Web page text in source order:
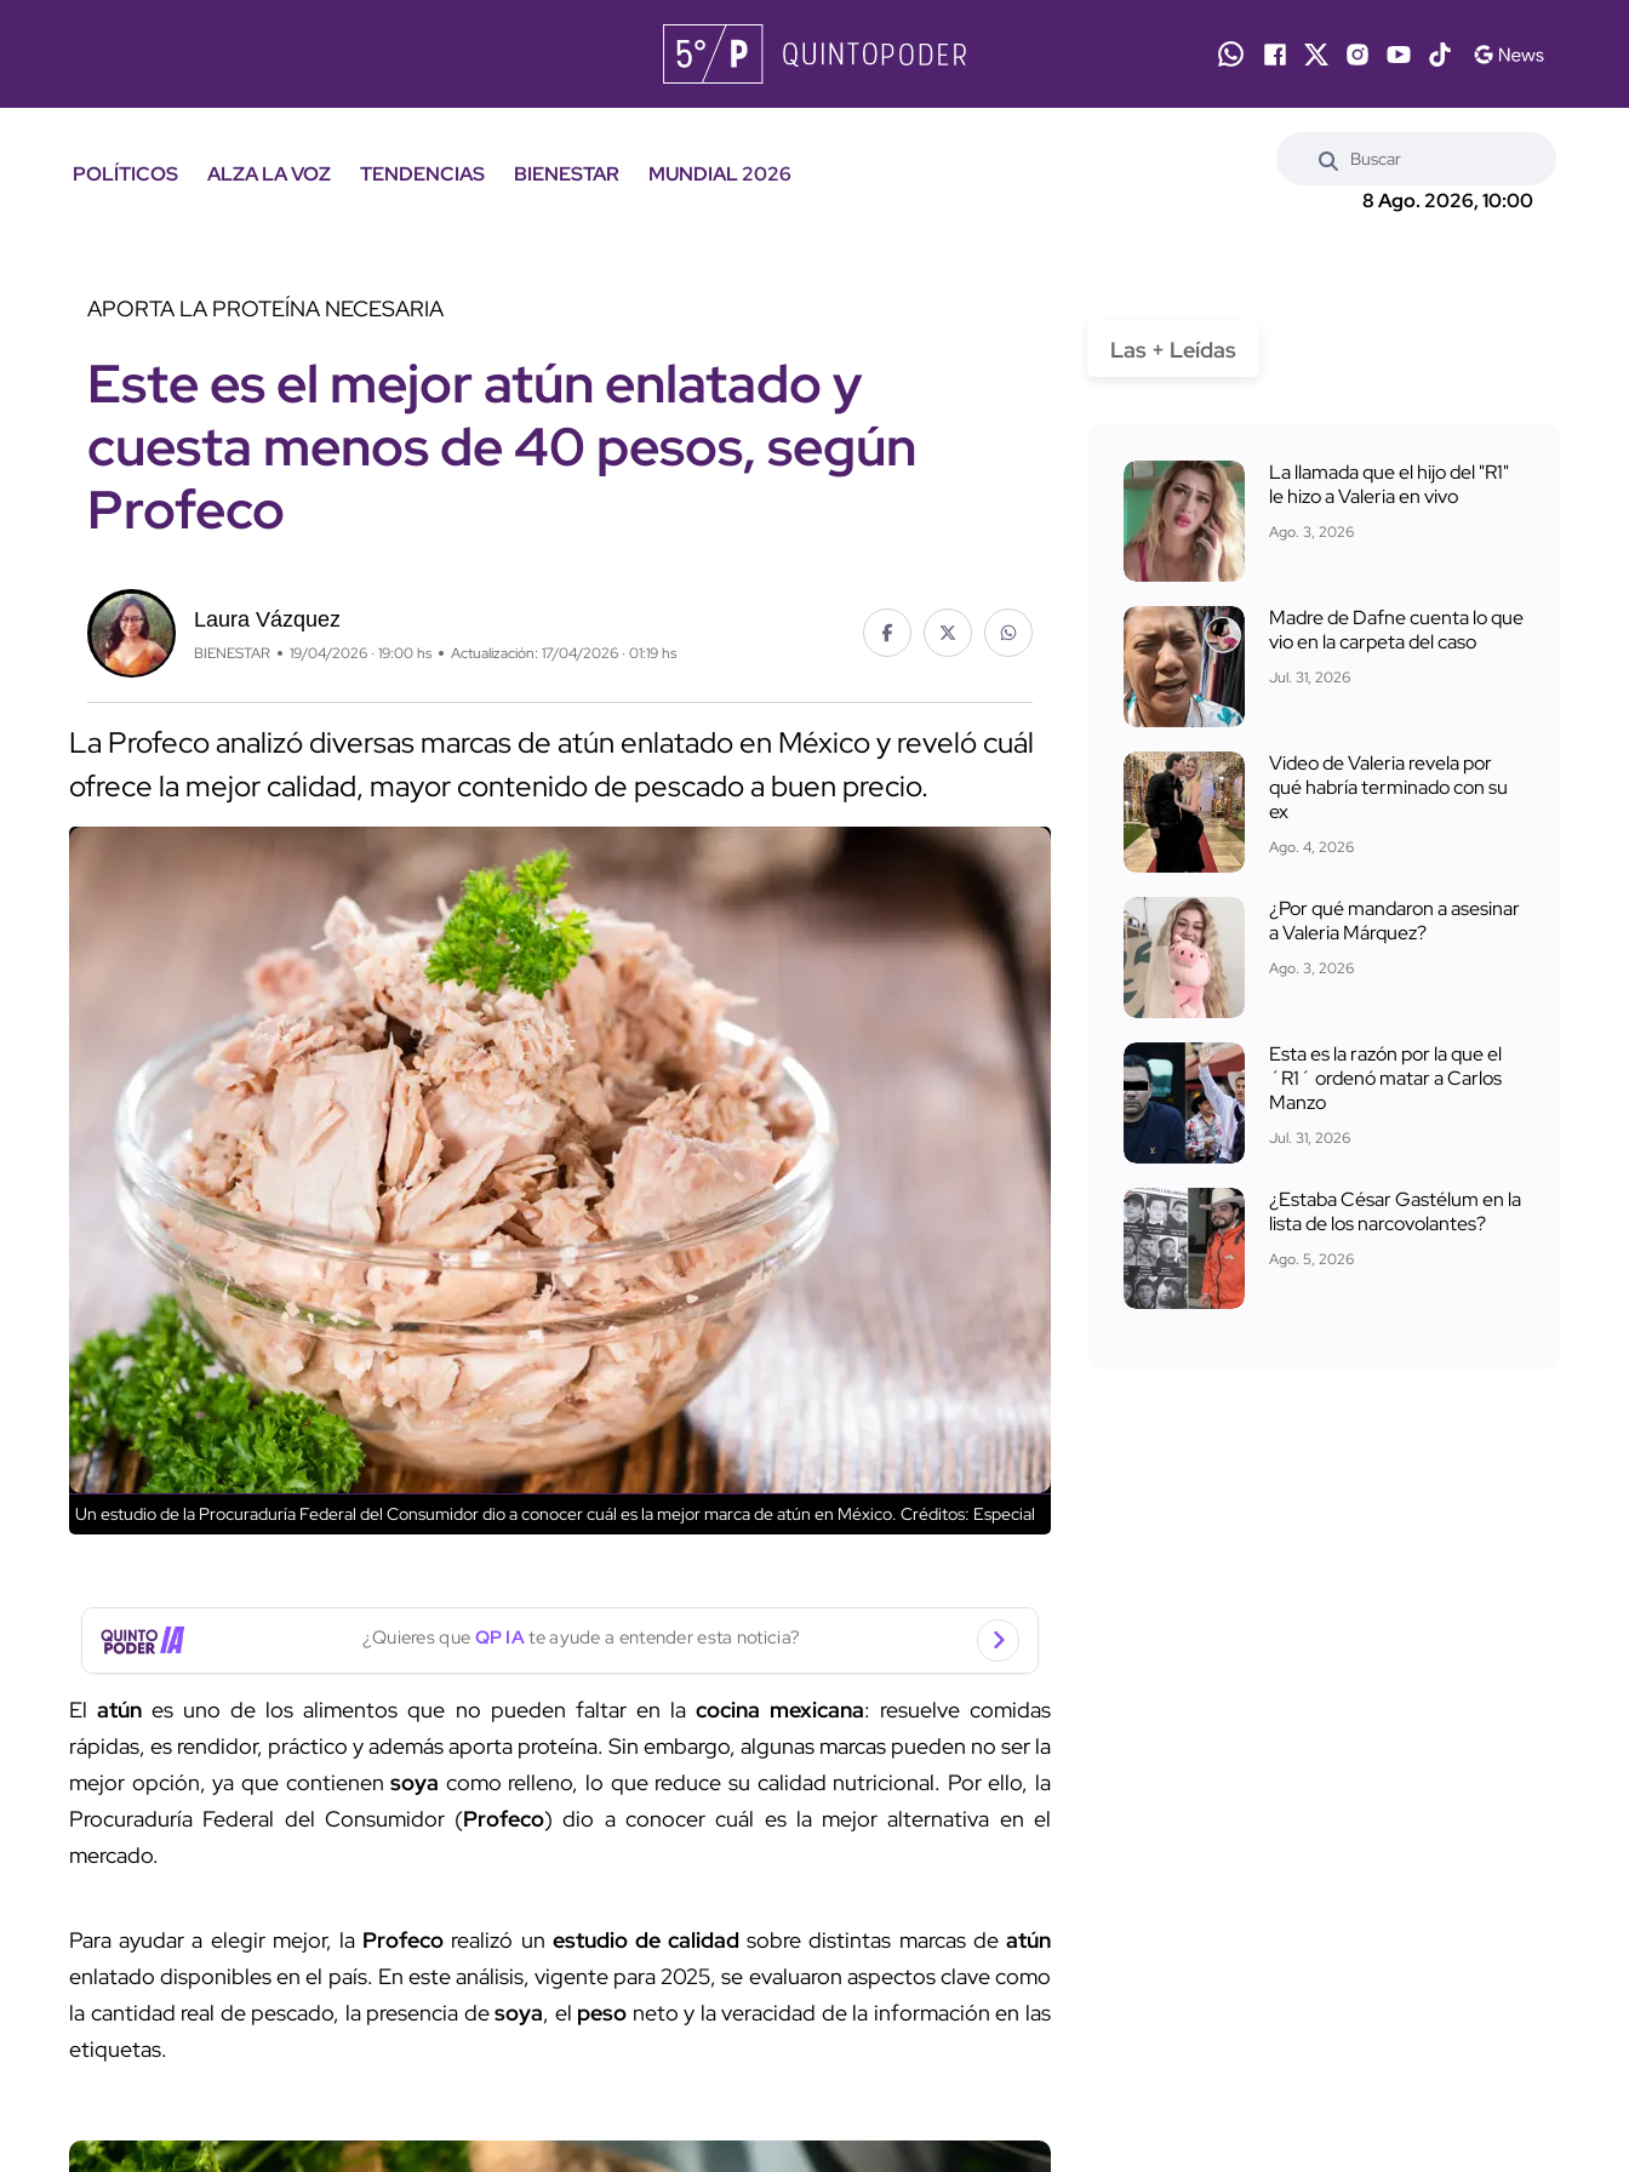
POLÍTICOS ALZA LA VOZ TENDENCIAS BIENESTAR
MUNDIAL 2026
8 Ago. 2026, 10:00
APORTA LA PROTEÍNA NECESARIA
Este es el mejor atún enlatado y
cuesta menos de 40 pesos, según
Profeco
Laura Vázquez
BIENESTAR 19/04/2026 · 19:00 hs Actualización: 17/04/2026 · 01:19 hs
La Profeco analizó diversas marcas de atún enlatado en México y reveló cuál
ofrece la mejor calidad, mayor contenido de pescado a buen precio.
Un estudio de la Procuraduría Federal del Consumidor dio a conocer cuál es la mejor marca de atún en México. Créditos: Especial
¿Quieres que QP IAte ayude a entender esta noticia?
Elatún es uno de los alimentos que no pueden faltar en la cocina mexicana: resuelve comidas
rápidas, es rendidor, práctico y además aporta proteína. Sin embargo, algunas marcas pueden no ser la
mejor opción, ya que contienensoya como relleno, lo que reduce su calidad nutricional. Por ello, la
Procuraduría Federal del Consumidor (Profeco) dio a conocer cuál es la mejor alternativa en el
mercado.
Para ayudar a elegir mejor, la Profeco realizó un estudio de calidad sobre distintas marcas de atún
enlatado disponibles en el país. En este análisis, vigente para 2025, se evaluaron aspectos clave como
la cantidad real de pescado, la presencia desoya, el peso neto y la veracidad de la información en las
etiquetas.
Las + Leídas
La llamada que el hijo del "R1"
le hizo a Valeria en vivo
Ago. 3, 2026
Madre de Dafne cuenta lo que
vio en la carpeta del caso
Jul. 31, 2026
Video de Valeria revela por
qué habría terminado con su
ex
Ago. 4, 2026
¿Por qué mandaron a asesinar
a Valeria Márquez?
Ago. 3, 2026
Esta es la razón por la que el
´R1´ ordenó matar a Carlos
Manzo
Jul. 31, 2026
¿Estaba César Gastélum en la
lista de los narcovolantes?
Ago. 5, 2026